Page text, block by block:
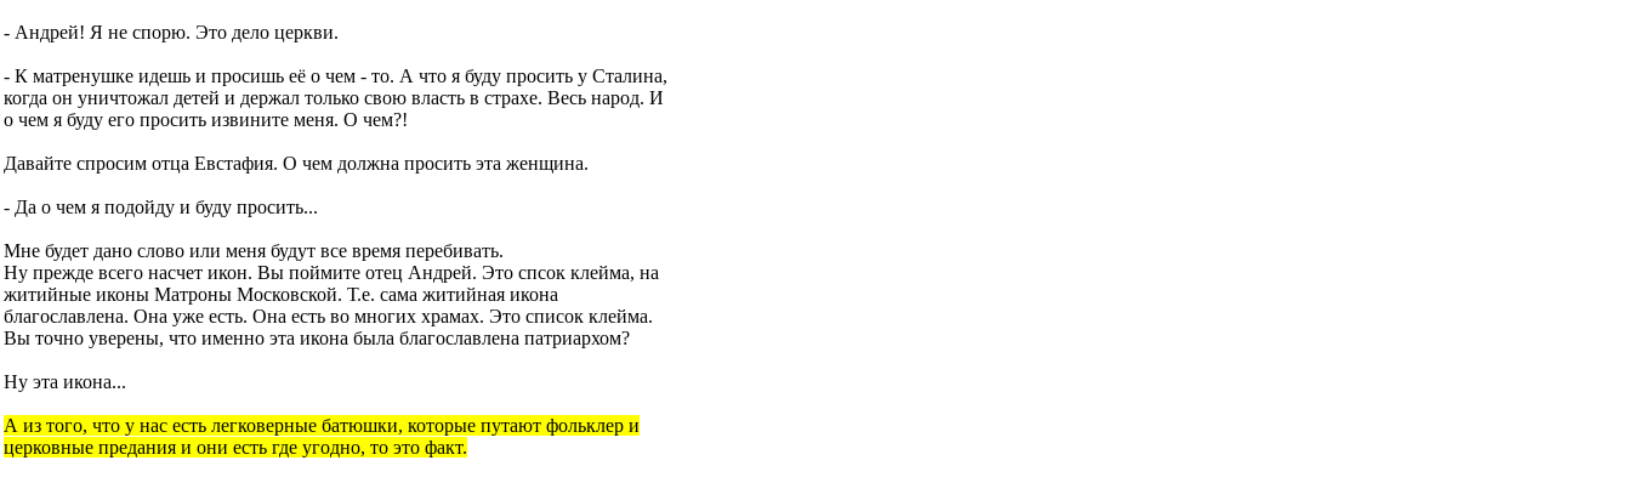
- Андрей! Я не спорю. Это дело церкви.
- К матренушке идешь и просишь её о чем - то. А что я буду просить у Сталина,
когда он уничтожал детей и держал только свою власть в страхе. Весь народ. И
о чем я буду его просить извините меня. О чем?!
Давайте спросим отца Евстафия. О чем должна просить эта женщина.
- Да о чем я подойду и буду просить...
Мне будет дано слово или меня будут все время перебивать.
Ну прежде всего насчет икон. Вы поймите отец Андрей. Это спсок клейма, на
житийные иконы Матроны Московской. Т.е. сама житийная икона
благославлена. Она уже есть. Она есть во многих храмах. Это список клейма.
Вы точно уверены, что именно эта икона была благославлена патриархом?
Ну эта икона...
А из того, что у нас есть легковерные батюшки, которые путают фольклер и
церковные предания и они есть где угодно, то это факт.